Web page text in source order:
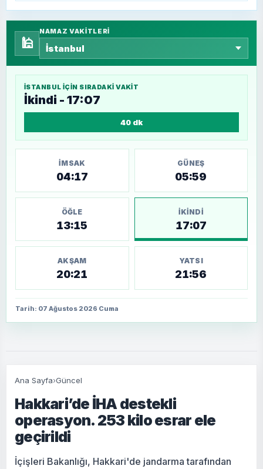
🕌
NAMAZ VAKITLERI
İSTANBUL IÇIN SIRADAKI VAKIT
İkindi - 17:07
40 dk
İMSAK
04:17
GÜNEŞ
05:59
ÖĞLE
13:15
İKINDI
17:07
AKŞAM
20:21
YATSI
21:56
Tarih: 07 Ağustos 2026 Cuma
Ana Sayfa›Güncel
Hakkari’de İHA destekli
operasyon. 253 kilo esrar ele
geçirildi
İçişleri Bakanlığı, Hakkari'de jandarma tarafından